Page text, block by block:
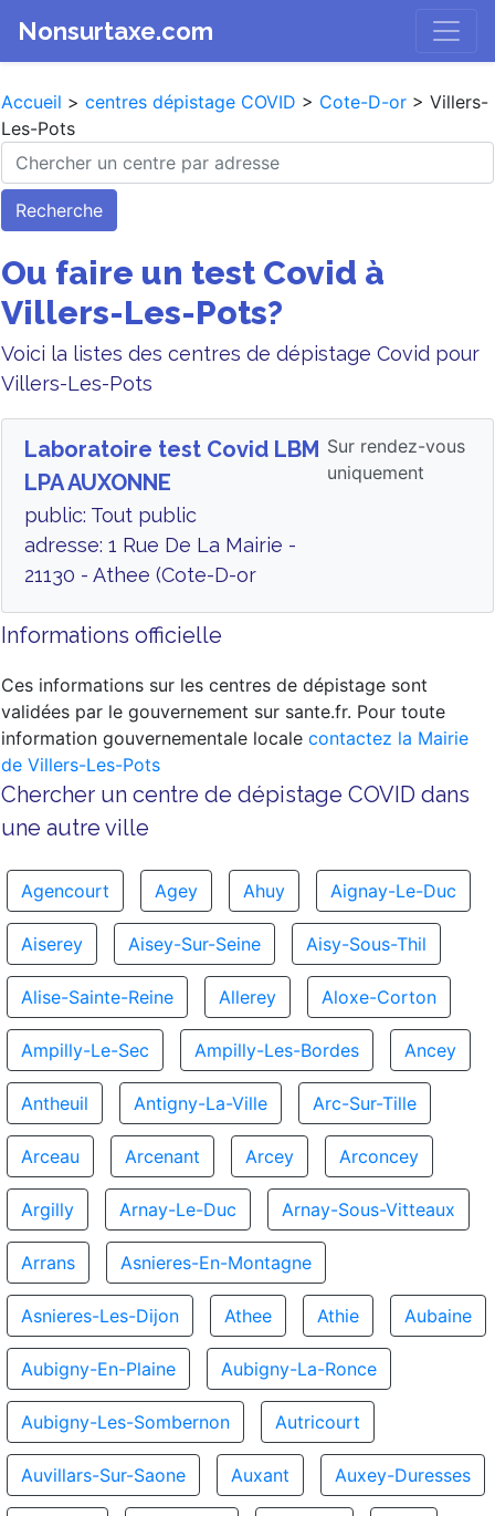
Nonsurtaxe.com
Accueil > centres dépistage COVID > Cote-D-or > Villers-
Les-Pots
Recherche
Ou faire un test Covid à
Villers-Les-Pots?
Voici la listes des centres de dépistage Covid pour
Villers-Les-Pots
Laboratoire test Covid LBM
LPA AUXONNE
public: Tout public
adresse: 1 Rue De La Mairie -
21130 - Athee (Cote-D-or
Sur rendez-vous
uniquement
Informations officielle
Ces informations sur les centres de dépistage sont
validées par le gouvernement sur sante.fr. Pour toute
information gouvernementale locale contactez la Mairie
de Villers-Les-Pots
Chercher un centre de dépistage COVID dans
une autre ville
Agencourt Agey Ahuy Aignay-Le-Duc
Aiserey Aisey-Sur-Seine Aisy-Sous-Thil
Alise-Sainte-Reine Allerey Aloxe-Corton
Ampilly-Le-Sec Ampilly-Les-Bordes Ancey
Antheuil Antigny-La-Ville Arc-Sur-Tille
Arceau Arcenant Arcey Arconcey
Argilly Arnay-Le-Duc Arnay-Sous-Vitteaux
Arrans Asnieres-En-Montagne
Asnieres-Les-Dijon Athee Athie Aubaine
Aubigny-En-Plaine Aubigny-La-Ronce
Aubigny-Les-Sombernon Autricourt
Auvillars-Sur-Saone Auxant Auxey-Duresses